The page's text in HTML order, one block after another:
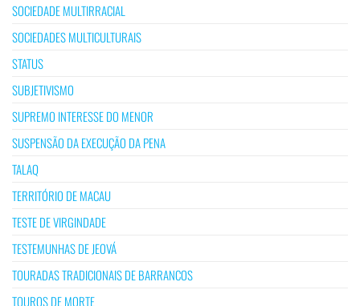
SOCIEDADE MULTIRRACIAL
SOCIEDADES MULTICULTURAIS
STATUS
SUBJETIVISMO
SUPREMO INTERESSE DO MENOR
SUSPENSÃO DA EXECUÇÃO DA PENA
TALAQ
TERRITÓRIO DE MACAU
TESTE DE VIRGINDADE
TESTEMUNHAS DE JEOVÁ
TOURADAS TRADICIONAIS DE BARRANCOS
TOUROS DE MORTE